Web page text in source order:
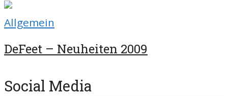
Allgemein
DeFeet – Neuheiten 2009
Social Media